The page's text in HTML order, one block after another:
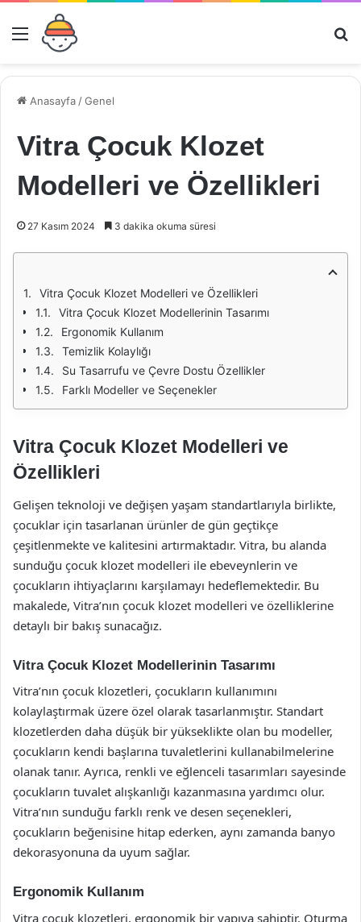
Menü
Anasayfa /Genel
Vitra Çocuk Klozet
Modelleri ve Özellikleri
27 Kasım 2024 3 dakika okuma süresi
Vitra Çocuk Klozet Modelleri ve Özellikleri
Vitra Çocuk Klozet Modellerinin Tasarımı
Ergonomik Kullanım
Temizlik Kolaylığı
Su Tasarrufu ve Çevre Dostu Özellikler
Farklı Modeller ve Seçenekler
Vitra Çocuk Klozet Modelleri ve
Özellikleri
Gelişen teknoloji ve değişen yaşam standartlarıyla birlikte,
çocuklar için tasarlanan ürünler de gün geçtikçe
çeşitlenmekte ve kalitesini artırmaktadır. Vitra, bu alanda
sunduğu çocuk klozet modelleri ile ebeveynlerin ve
çocukların ihtiyaçlarını karşılamayı hedeflemektedir. Bu
makalede, Vitra’nın çocuk klozet modelleri ve özelliklerine
detaylı bir bakış sunacağız.
Vitra Çocuk Klozet Modellerinin Tasarımı
Vitra’nın çocuk klozetleri, çocukların kullanımını
kolaylaştırmak üzere özel olarak tasarlanmıştır. Standart
klozetlerden daha düşük bir yükseklikte olan bu modeller,
çocukların kendi başlarına tuvaletlerini kullanabilmelerine
olanak tanır. Ayrıca, renkli ve eğlenceli tasarımları sayesinde
çocukların tuvalet alışkanlığı kazanmasına yardımcı olur.
Vitra’nın sunduğu farklı renk ve desen seçenekleri,
çocukların beğenisine hitap ederken, aynı zamanda banyo
dekorasyonuna da uyum sağlar.
Ergonomik Kullanım
Vitra çocuk klozetleri, ergonomik bir yapıya sahiptir. Oturma